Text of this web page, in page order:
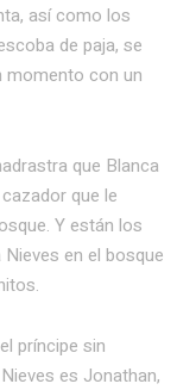
así como los
de paja, se
momento con un
que Blanca
que le
Y están los
en el bosque
príncipe sin
es Jonathan,